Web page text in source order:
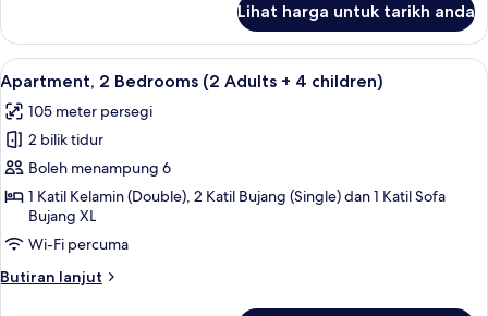
children)
2
Bedrooms
(2
adults
+
3
children)
Lihat harga untuk tarikh anda
Lihat
semua
foto
untuk
Apartment,
2
Bedrooms
(2
Adults
2 bilik tidur, peti besi dalam bilik,
11
Apartment, 2 Bedrooms (2 Adults + 4 children)
105 meter persegi
2 bilik tidur
Boleh menampung 6
1 Katil Kelamin (Double), 2 Katil Bujang (Single) dan 1 Katil Sofa
Bujang XL
Wi-Fi percuma
Butiran lanjut
Butiran